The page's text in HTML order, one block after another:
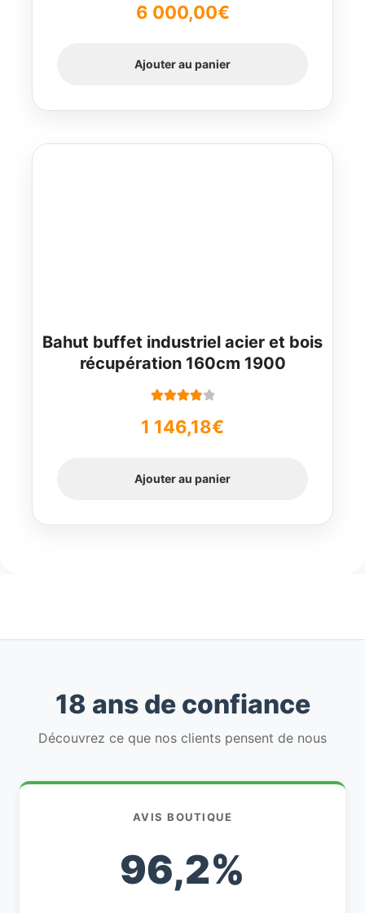
6 000,00€
Ajouter au panier
Bahut buffet industriel acier et bois
récupération 160cm 1900
sur 5
1 146,18€
Ajouter au panier
18 ans de confiance
Découvrez ce que nos clients pensent de nous
AVIS BOUTIQUE
96,2%